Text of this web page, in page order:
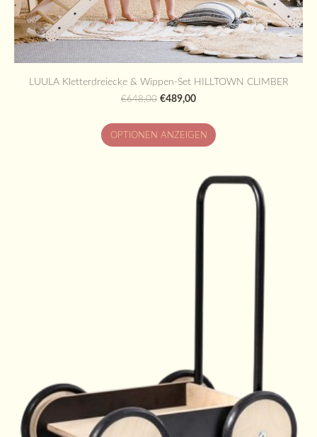
LUULA Kletterdreiecke & Wippen-Set HILLTOWN CLIMBER
€648,00 €489,00
OPTIONEN ANZEIGEN